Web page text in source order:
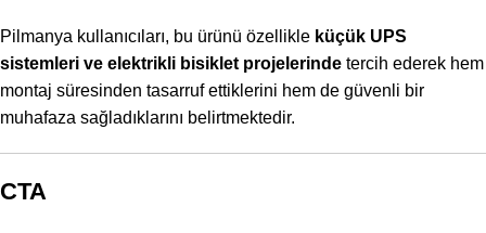
Pilmanya kullanıcıları, bu ürünü özellikle küçük UPS
sistemleri ve elektrikli bisiklet projelerinde tercih ederek hem
montaj süresinden tasarruf ettiklerini hem de güvenli bir
muhafaza sağladıklarını belirtmektedir.
CTA